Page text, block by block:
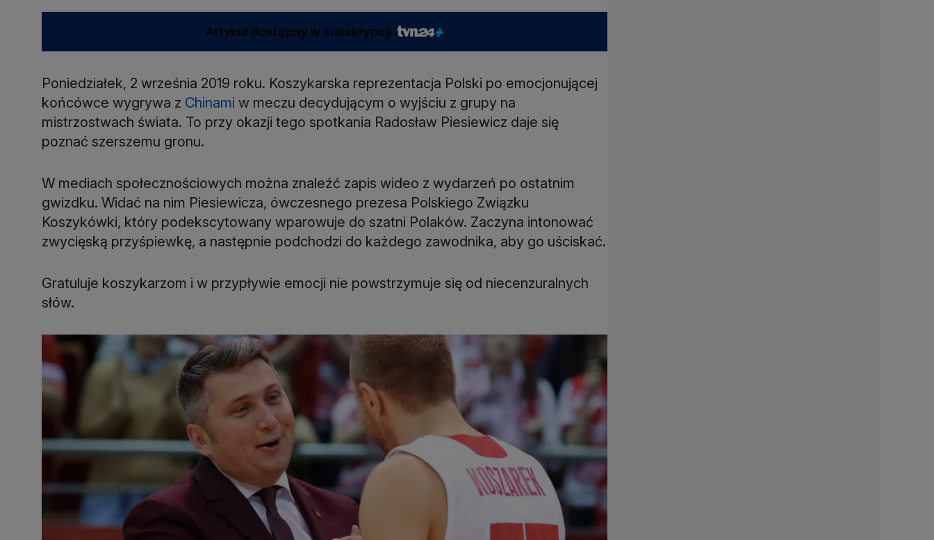
Artykuł dostępny w subskrypcji
Poniedziałek, 2 września 2019 roku. Koszykarska reprezentacja Polski po emocjonującej
końcówce wygrywa z Chinami w meczu decydującym o wyjściu z grupy na
mistrzostwach świata. To przy okazji tego spotkania Radosław Piesiewicz daje się
poznać szerszemu gronu.
W mediach społecznościowych można znaleźć zapis wideo z wydarzeń po ostatnim
gwizdku. Widać na nim Piesiewicza, ówczesnego prezesa Polskiego Związku
Koszykówki, który podekscytowany wparowuje do szatni Polaków. Zaczyna intonować
zwycięską przyśpiewkę, a następnie podchodzi do każdego zawodnika, aby go uściskać.
Gratuluje koszykarzom i w przypływie emocji nie powstrzymuje się od niecenzuralnych
słów.